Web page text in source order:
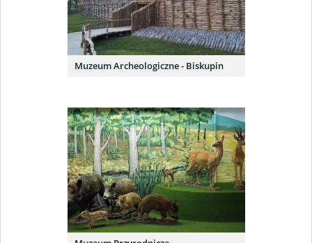
Muzeum Archeologiczne - Biskupin